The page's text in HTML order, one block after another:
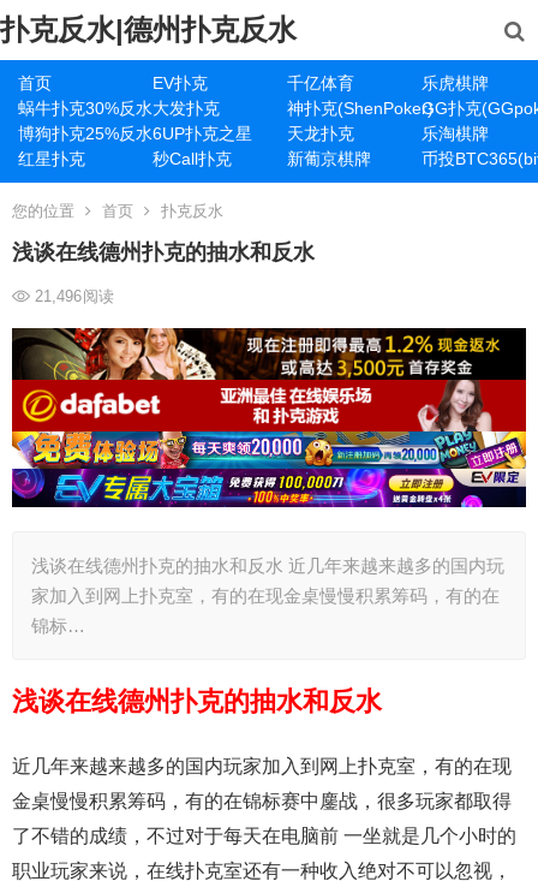
扑克反水|德州扑克反水
首页 EV扑克 千亿体育
乐虎棋牌
蜗牛扑克30%反水大发扑克 神扑克(ShenPoker)GG扑克
博狗扑克25%反水6UP扑克之星 天龙扑克
乐淘棋牌
红星扑克
秒Call扑克 新葡京棋牌 币投
您的位置 首页 扑克反水
浅谈在线德州扑克的抽水和反水
21,496阅读
浅谈在线德州扑克的抽水和反水 近几年来越来越多的国内玩
家加入到网上扑克室，有的在现金桌慢慢积累筹码，有的在
锦标…
浅谈在线德州扑克的抽水和反水
近几年来越来越多的国内玩家加入到网上扑克室，有的在现
金桌慢慢积累筹码，有的在锦标赛中鏖战，很多玩家都取得
了不错的成绩，不过对于每天在电脑前 一坐就是几个小时的
职业玩家来说，在线扑克室还有一种收入绝对不可以忽视，